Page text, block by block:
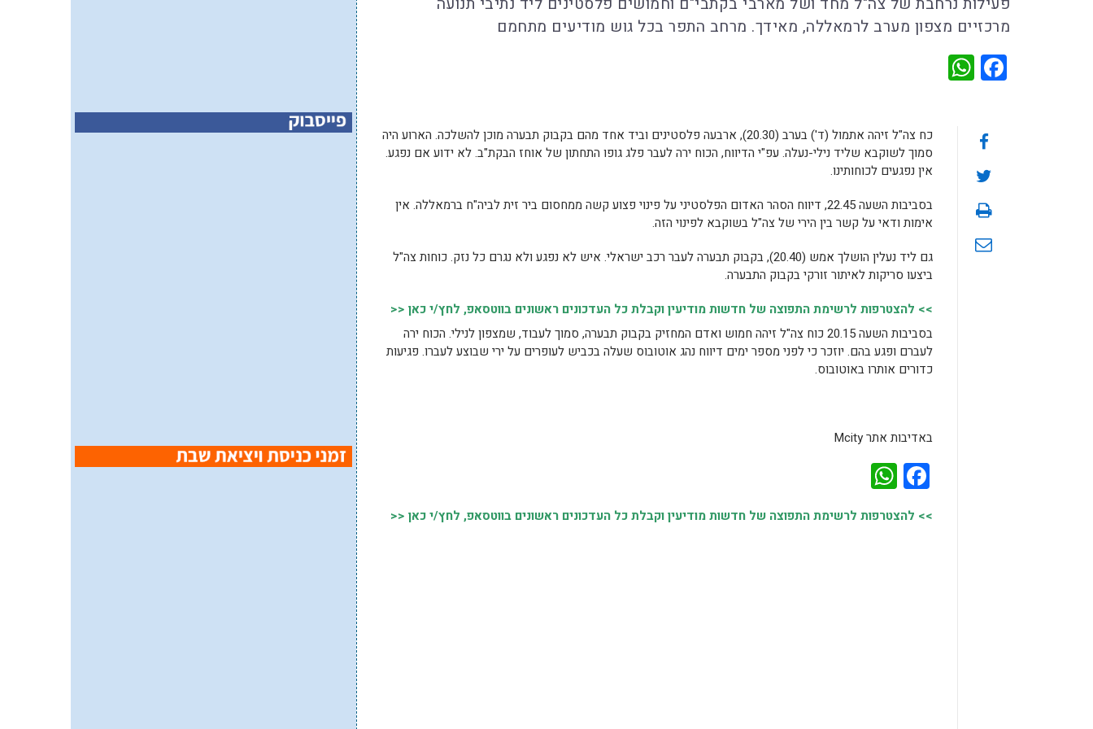
מרכזיים מצפון מערב לרמאללה, מאידך. מרחב התפר בכל גוש מודיעים מתחמם
Facebook
כח צה"ל זיהה אתמול (ד') בערב (20.30), ארבעה פלסטינים וביד אחד מהם בקבוק תבערה מוכן להשלכה. הארוע היה
סמוך לשוקבא שליד נילי-נעלה. עפ"י הדיווח, הכוח ירה לעבר פלג גופו התחתון של אוחז הבקת"ב. לא ידוע אם נפגע.
אין נפגעים לכוחותינו.
בסביבות השעה 22.45, דיווח הסהר האדום הפלסטיני על פינוי פצוע קשה ממחסום ביר זית לביה"ח ברמאללה. אין
אימות ודאי על קשר בין הירי של צה"ל בשוקבא לפינוי הזה.
גם ליד נעלין הושלך אמש (20.40), בקבוק תבערה לעבר רכב ישראלי. איש לא נפגע ולא נגרם כל נזק. כוחות צה"ל
ביצעו סריקות לאיתור זורקי בקבוק התבערה.
>> להצטרפות לרשימת התפוצה של חדשות מודיעין וקבלת כל העדכונים ראשונים בווטסאפ, לחץ/י כאן <<
בסביבות השעה 20.15 כוח צה"ל זיהה חמוש ואדם המחזיק בקבוק תבערה, סמוך לעבוד, שמצפון לנילי. הכוח ירה
לעברם ופגע בהם. יוזכר כי לפני מספר ימים דיווח נהג אוטובוס שעלה בכביש לעופרים על ירי שבוצע לעברו. פגיעות
כדורים אותרו באוטובוס.
באדיבות אתר Mcity
Facebook
>> להצטרפות לרשימת התפוצה של חדשות מודיעין וקבלת כל העדכונים ראשונים בווטסאפ, לחץ/י כאן <<